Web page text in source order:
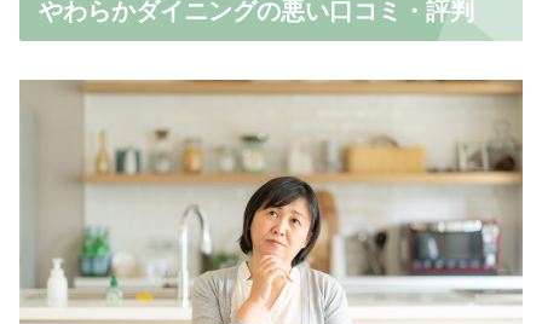
やわらかダイニングの悪い口コミ・評判